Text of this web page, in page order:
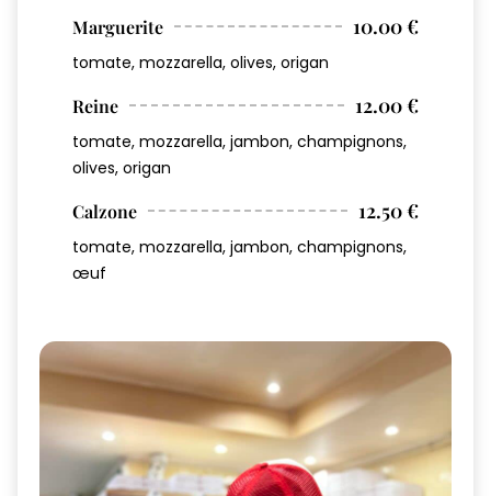
Marguerite 10.00 €
tomate, mozzarella, olives, origan
Reine 12.00 €
tomate, mozzarella, jambon, champignons,
olives, origan
Calzone 12.50 €
tomate, mozzarella, jambon, champignons,
œuf